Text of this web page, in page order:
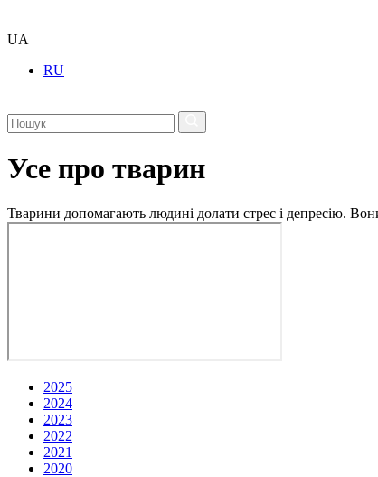
UA
RU
Усе про тварин
Тварини допомагають людині долати стрес і депресію.
2025
2024
2023
2022
2021
2020